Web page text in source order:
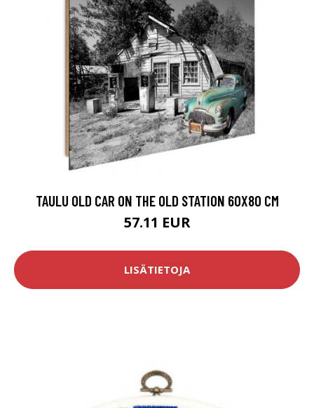
TAULU OLD CAR ON THE OLD STATION 60X80 CM
57.11 EUR
LISÄTIETOJA